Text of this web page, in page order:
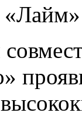
«Лайм»